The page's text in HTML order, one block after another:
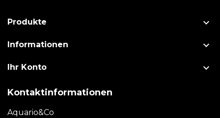
Produkte 
Informationen 
Ihr Konto 
Kontaktinformationen
Aquario&Co